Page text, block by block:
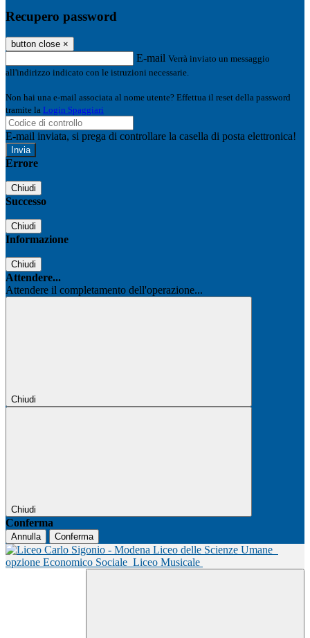
Recupero password
button close ×
E-mail Verrà inviato un messaggio
all'indirizzo indicato con le istruzioni necessarie.
Non hai una e-mail associata al nome utente? Effettua il reset della password
tramite la Login Spaggiari
E-mail inviata, si prega di controllare la casella di posta elettronica!
Errore
Chiudi
Successo
Chiudi
Informazione
Chiudi
Attendere...
Attendere il completamento dell'operazione...
Chiudi
Chiudi
Conferma
Annulla Conferma
Liceo delle Scienze Umane
opzione Economico Sociale Liceo Musicale